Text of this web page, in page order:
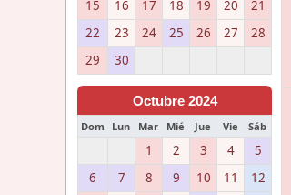
15
16 17 18 19 20
21
22
23 24 25 26 27
28
29
30
Octubre 2024
Dom Lun Mar Mié Jue Vie Sáb
1 2 3 4
5
6
7 8 9 10 11
12